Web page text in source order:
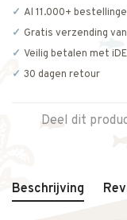
Al 11.000+
Gratis verzending
Veilig betalen met
30 dagen retour
Deel dit
Beschrijving